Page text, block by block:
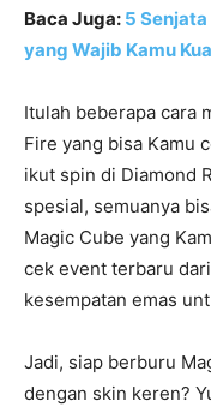
Baca Juga: 5
yang Wajib Kamu
Itulah beberapa cara
Fire yang bisa Kamu
ikut spin di Diamond
spesial, semuanya
Magic Cube yang
cek event terbaru
kesempatan emas
Jadi, siap berburu
dengan skin keren?